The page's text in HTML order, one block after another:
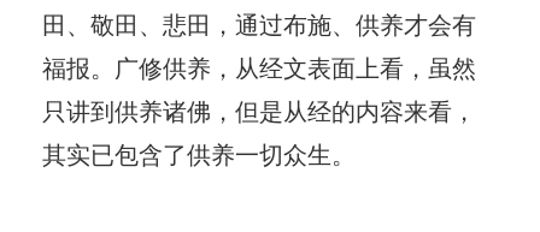
田、敬田、悲田，通过布施、供养才会有
福报。广修供养，从经文表面上看，虽然
只讲到供养诸佛，但是从经的内容来看，
其实已包含了供养一切众生。